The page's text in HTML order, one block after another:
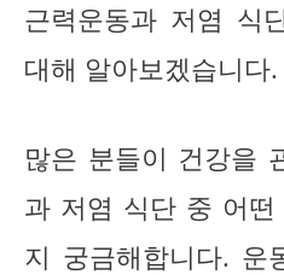
근력운동과 저염 식
대해 알아보겠습니다.
많은 분들이 건강을
과 저염 식단 중 어
지 궁금해합니다. 운